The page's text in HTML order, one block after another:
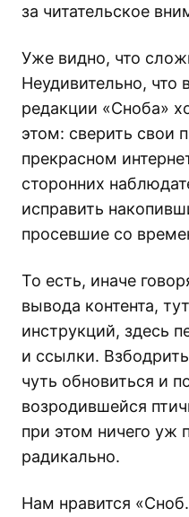
за читательское
Уже видно, что
Неудивительно, что
редакции «Сноба»
этом: сверить свои
прекрасном
сторонних
исправить
просевшие со
То есть, иначе
вывода контента,
инструкций, здесь
и ссылки.
чуть обновиться и
возродившейся
при этом ничего уж
радикально.
Нам нравится